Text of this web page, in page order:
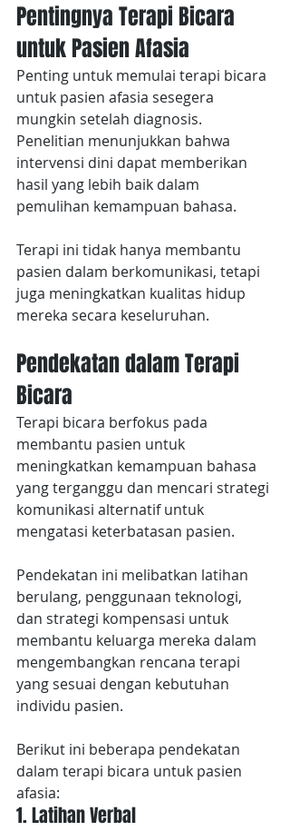
Pentingnya Terapi Bicara
untuk Pasien Afasia
Penting untuk memulai terapi bicara
untuk pasien afasia sesegera
mungkin setelah diagnosis.
Penelitian menunjukkan bahwa
intervensi dini dapat memberikan
hasil yang lebih baik dalam
pemulihan kemampuan bahasa.
Terapi ini tidak hanya membantu
pasien dalam berkomunikasi, tetapi
juga meningkatkan kualitas hidup
mereka secara keseluruhan.
Pendekatan dalam Terapi
Bicara
Terapi bicara berfokus pada
membantu pasien untuk
meningkatkan kemampuan bahasa
yang terganggu dan mencari strategi
komunikasi alternatif untuk
mengatasi keterbatasan pasien.
Pendekatan ini melibatkan latihan
berulang, penggunaan teknologi,
dan strategi kompensasi untuk
membantu keluarga mereka dalam
mengembangkan rencana terapi
yang sesuai dengan kebutuhan
individu pasien.
Berikut ini beberapa pendekatan
dalam terapi bicara untuk pasien
afasia:
1. Latihan Verbal